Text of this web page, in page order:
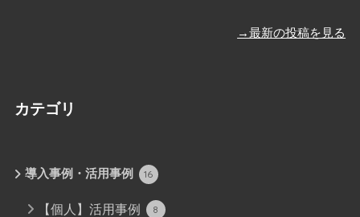
→最新の投稿を見る
カテゴリ
導入事例・活用事例 16
【個人】活用事例 8